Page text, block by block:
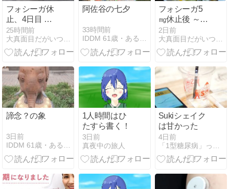
フォシーガ休
止、4日目 ～
血糖/動物公園
へ/タンメン/パ
スタ/コロッケ/
ーキ/ブドウ ～
25時間前
阿佐谷の七夕
33時間前
フォシーガ5
㎎休止後 ～そ
ろそろインス
リン量が増え
そう/紅ショウ
カスタードブ
ッセ/ブドウ/リ
ンゴ、他～
2日前
諦念？の象
3日前
1人時間はひ
たすら書く！
3日前
真夜中の旅人
Sukiシェイク
は甘かった
4日前